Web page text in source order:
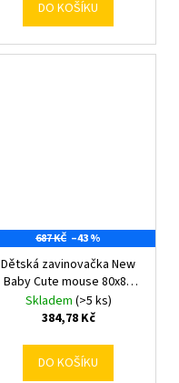
DO KOŠÍKU
687 KČ –43 %
Dětská zavinovačka New
Baby Cute mouse 80x80
cm
Skladem (>5 ks)
384,78 Kč
DO KOŠÍKU